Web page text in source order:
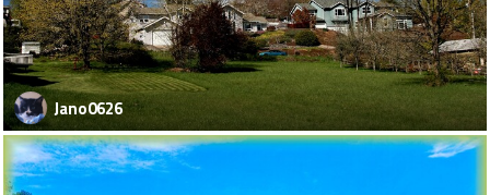
Jano0626